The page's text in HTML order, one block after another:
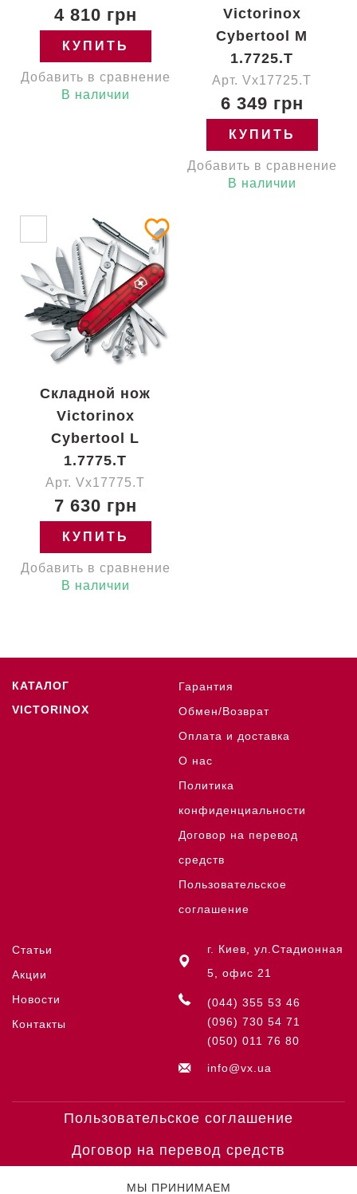
4 810 грн
КУПИТЬ
Добавить в сравнение
В наличии
Victorinox
Cybertool M
1.7725.T
Арт. Vx17725.T
6 349 грн
КУПИТЬ
Добавить в сравнение
В наличии
Складной нож
Victorinox
Cybertool L
1.7775.T
Арт. Vx17775.T
7 630 грн
КУПИТЬ
Добавить в сравнение
В наличии
КАТАЛОГ
VICTORINOX
Гарантия
Обмен/Возврат
Оплата и доставка
О нас
Политика
конфиденциальности
Договор на перевод
средств
Пользовательское
соглашение
Статьи
Акции
Новости
Контакты
г. Киев, ул.Стадионная
5, офис 21
(044) 355 53 46
(096) 730 54 71
(050) 011 76 80
info@vx.ua
Пользовательское соглашение
Договор на перевод средств
МЫ ПРИНИМАЕМ